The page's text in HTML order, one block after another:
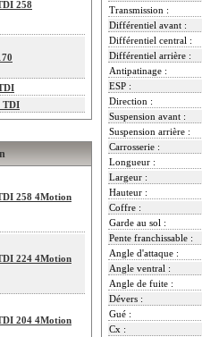
258
TDI
258 4Motion
224 4Motion
204 4Motion
Transmission :
Différentiel avant :
Différentiel central :
Différentiel arrière :
Antipatinage :
ESP :
Direction :
Suspension avant :
Suspension arrière :
Carrosserie :
Longueur :
Largeur :
Hauteur :
Coffre :
Garde au sol :
Pente franchissable :
Angle d'attaque :
Angle ventral :
Angle de fuite :
Dévers :
Gué :
Cx :